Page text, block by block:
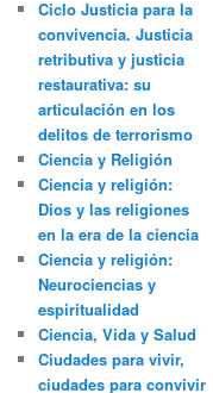
Ciclo Justicia para la
convivencia. Justicia
retributiva y justicia
restaurativa: su
articulación en los
delitos de terrorismo
Ciencia y Religión
Ciencia y religión:
Dios y las religiones
en la era de la ciencia
Ciencia y religión:
Neurociencias y
espiritualidad
Ciencia, Vida y Salud
Ciudades para vivir,
ciudades para convivir